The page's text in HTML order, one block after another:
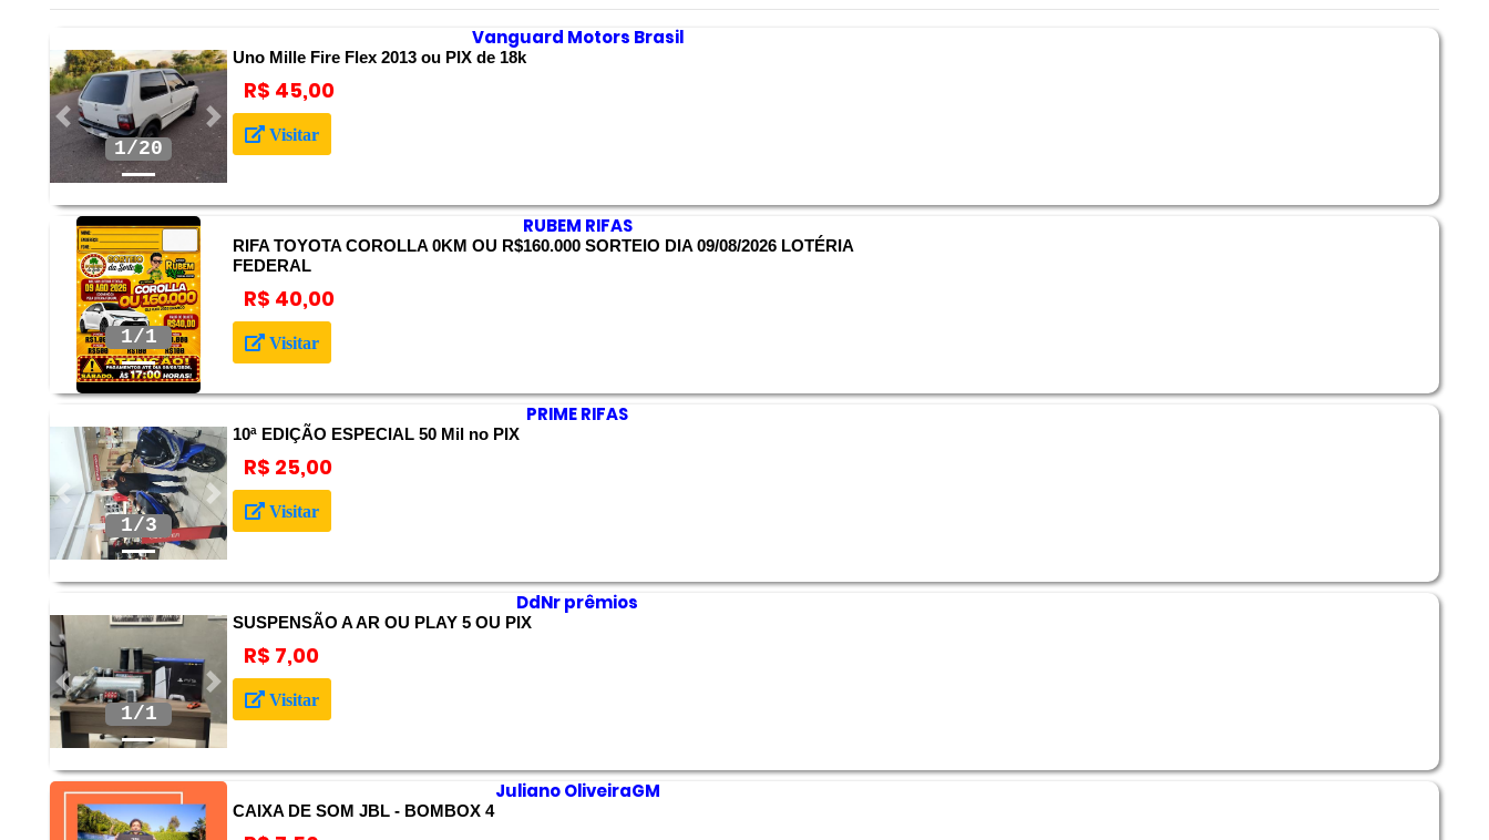
2/20
Anterior Próximo
Vanguard Motors Brasil
Uno Mille Fire Flex 2013 ou PIX de 18k
R$ 45,00
Visitar
Anterior Próximo
RUBEM RIFAS
RIFA TOYOTA COROLLA 0KM OU R$160.000 SORTEIO DIA 09/08/2026 LOTÉRIA
FEDERAL
R$ 40,00
Visitar
2/3
Anterior Próximo
PRIME RIFAS
10ª EDIÇÃO ESPECIAL 50 Mil no PIX
R$ 25,00
Visitar
Anterior Próximo
DdNr prêmios
SUSPENSÃO A AR OU PLAY 5 OU PIX
R$ 7,00
Visitar
Juliano OliveiraGM
CAIXA DE SOM JBL - BOMBOX 4